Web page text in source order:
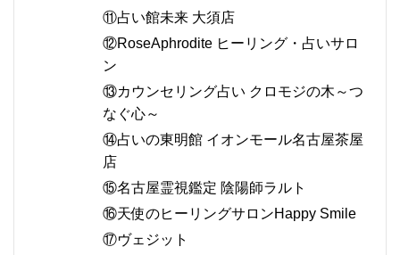
⑪占い館未来 大須店
⑫RoseAphrodite ヒーリング・占いサロ
ン
⑬カウンセリング占い クロモジの木～つ
なぐ心～
⑭占いの東明館 イオンモール名古屋茶屋
店
⑮名古屋霊視鑑定 陰陽師ラルト
⑯天使のヒーリングサロンHappy Smile
⑰ヴェジット